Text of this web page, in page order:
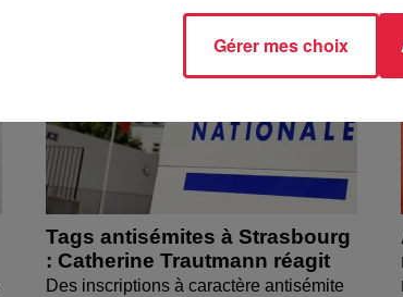
Tags antisémites à Strasbourg
: Catherine Trautmann réagit
Des inscriptions à caractère antisémite
Gérer mes choix